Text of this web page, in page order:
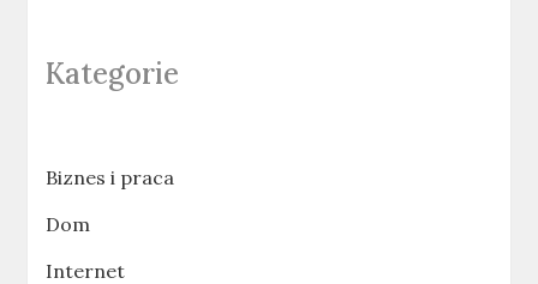
Kategorie
Biznes i praca
Dom
Internet